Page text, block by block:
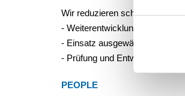
Wir reduzieren schrittweise
- Weiterentwicklung von
- Einsatz ausgewählter
- Prüfung und Entwicklung
PEOPLE